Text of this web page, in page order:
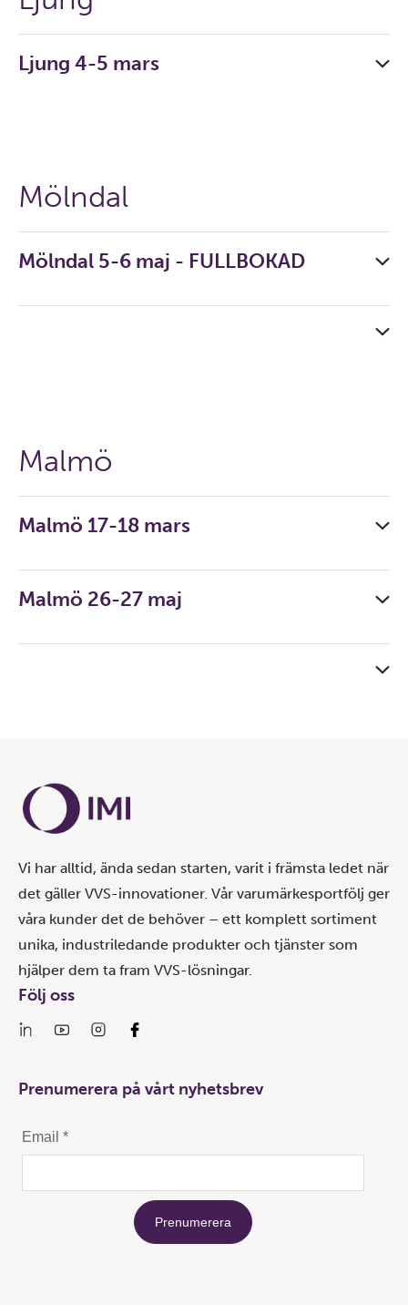
Ljung 4-5 mars
Mölndal
Mölndal 5-6 maj - FULLBOKAD
Malmö
Malmö 17-18 mars
Malmö 26-27 maj
Vi har alltid, ända sedan starten, varit i främsta ledet när
det gäller VVS-innovationer. Vår varumärkesportfölj ger
våra kunder det de behöver – ett komplett sortiment
unika, industriledande produkter och tjänster som
hjälper dem ta fram VVS-lösningar.
Följ oss
Prenumerera på vårt nyhetsbrev